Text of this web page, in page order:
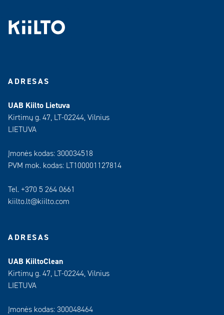
ADRESAS
UAB Kiilto Lietuva
Kirtimų g. 47, LT-02244, Vilnius
LIETUVA
Įmonės kodas: 300034518
PVM mok. kodas: LT100001127814
Tel. +370 5 264 0661
kiilto.lt@kiilto.com
ADRESAS
UAB KiiltoClean
Kirtimų g. 47, LT-02244, Vilnius
LIETUVA
Įmonės kodas: 300048464